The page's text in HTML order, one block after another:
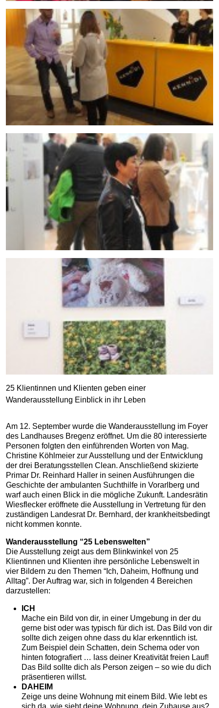
25 Klientinnen und Klienten geben einer
Wanderausstellung Einblick in ihr Leben
Am 12. September wurde die Wanderausstellung im Foyer
des Landhauses Bregenz eröffnet. Um die 80 interessierte
Personen folgten den einführenden Worten von Mag.
Christine Köhlmeier zur Ausstellung und der Entwicklung
der drei Beratungsstellen Clean. Anschließend skizierte
Primar Dr. Reinhard Haller in seinen Ausführungen die
Geschichte der ambulanten Suchthilfe in Vorarlberg und
warf auch einen Blick in die mögliche Zukunft. Landesrätin
Wiesflecker eröffnete die Ausstellung in Vertretung für den
zuständigen Landesrat Dr. Bernhard, der krankheitsbedingt
nicht kommen konnte.
Wanderausstellung “25 Lebenswelten”
Die Ausstellung zeigt aus dem Blinkwinkel von 25
Klientinnen und Klienten ihre persönliche Lebenswelt in
vier Bildern zu den Themen “Ich, Daheim, Hoffnung und
Alltag”. Der Auftrag war, sich in folgenden 4 Bereichen
darzustellen:
ICH
Mache ein Bild von dir, in einer Umgebung in der du
gerne bist oder was typisch für dich ist. Das Bild von dir
sollte dich zeigen ohne dass du klar erkenntlich ist.
Zum Beispiel dein Schatten, dein Schema oder von
hinten fotografiert … lass deiner Kreativität freien Lauf!
Das Bild sollte dich als Person zeigen – so wie du dich
präsentieren willst.
DAHEIM
Zeige uns deine Wohnung mit einem Bild. Wie lebt es
sich da, wie sieht deine Wohnung, dein Zuhause aus?